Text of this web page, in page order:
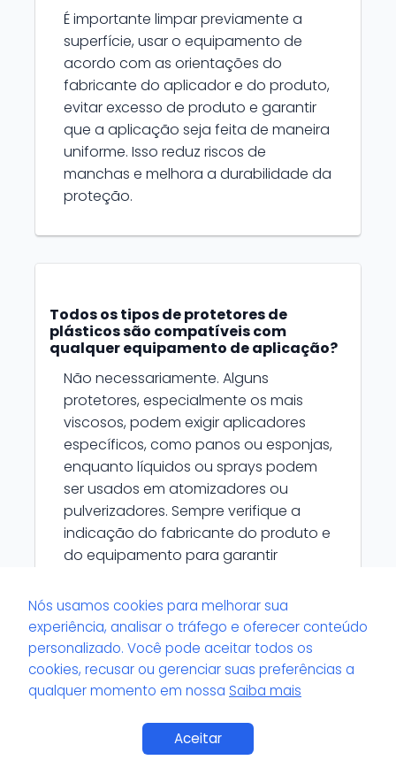
É importante limpar previamente a
superfície, usar o equipamento de
acordo com as orientações do
fabricante do aplicador e do produto,
evitar excesso de produto e garantir
que a aplicação seja feita de maneira
uniforme. Isso reduz riscos de
manchas e melhora a durabilidade da
proteção.
Todos os tipos de protetores de
plásticos são compatíveis com
qualquer equipamento de aplicação?
Não necessariamente. Alguns
protetores, especialmente os mais
viscosos, podem exigir aplicadores
específicos, como panos ou esponjas,
enquanto líquidos ou sprays podem
ser usados em atomizadores ou
pulverizadores. Sempre verifique a
indicação do fabricante do produto e
do equipamento para garantir
O uso de equipamentos automáticos
plásticos em relação à aplicação
Nós usamos cookies para melhorar sua
experiência, analisar o tráfego e oferecer conteúdo
personalizado. Você pode aceitar todos os
cookies, recusar ou gerenciar suas preferências a
qualquer momento em nossa Saiba mais
Aceitar